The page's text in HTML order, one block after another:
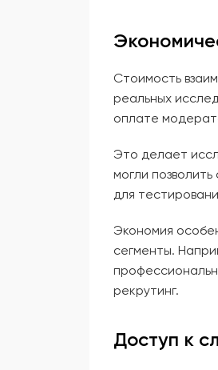
Стоимость
реальных
оплате
Это делает
могли
для
Экономия
сегменты.
рекрутинг.
Доступ к